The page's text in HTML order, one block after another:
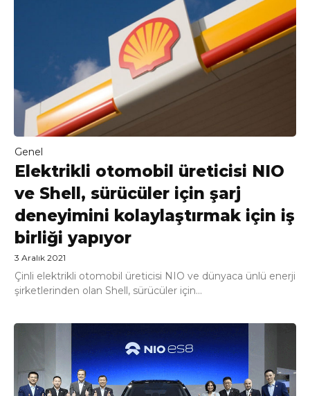
Genel
Elektrikli otomobil üreticisi NIO
ve Shell, sürücüler için şarj
deneyimini kolaylaştırmak için iş
birliği yapıyor
3 Aralık 2021
Çinli elektrikli otomobil üreticisi NIO ve dünyaca ünlü enerji
şirketlerinden olan Shell, sürücüler için...